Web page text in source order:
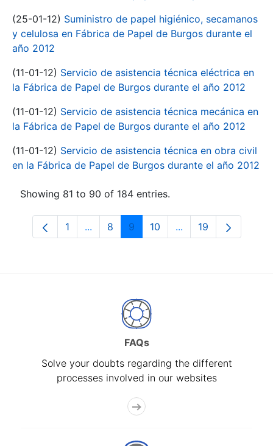
(25-01-12) Suministro de papel higiénico, secamanos
y celulosa en Fábrica de Papel de Burgos durante el
año 2012
(11-01-12) Servicio de asistencia técnica eléctrica en
la Fábrica de Papel de Burgos durante el año 2012
(11-01-12) Servicio de asistencia técnica mecánica en
la Fábrica de Papel de Burgos durante el año 2012
(11-01-12) Servicio de asistencia técnica en obra civil
en la Fábrica de Papel de Burgos durante el año 2012
Showing 81 to 90 of 184 entries.
Page
1 ...Intermediate Pages Use TAB to
Page
8 Page
9 Page
10 ...Intermediate Pages
Page
19
FAQs
Solve your doubts regarding the different
processes involved in our websites